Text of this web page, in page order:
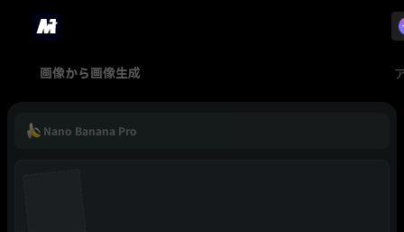
画像から画像生成
Nano Banana Pro